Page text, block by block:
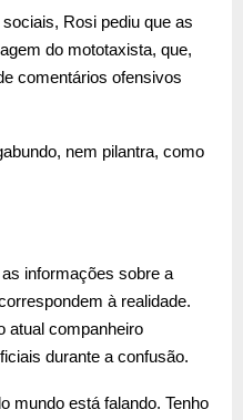
Rosi pediu que as
do mototaxista, que,
comentários ofensivos
nem pilantra, como
informações sobre a
à realidade.
atual companheiro
durante a confusão.
mundo está falando. Tenho